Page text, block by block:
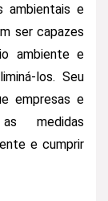
ambientais e
ser capazes
ambiente e
los. Seu
empresas e
medidas
e cumprir